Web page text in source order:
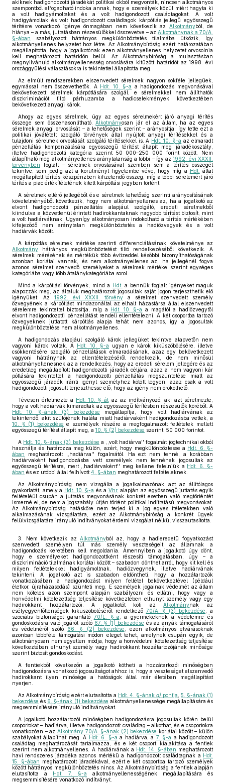
akiknek hadigondozotti járadékát politikai okból megvonták, nincsen alkotmányos
szempontból elfogadható indoka annak, hogy e személyek közül miért hagyta ki
a volt hadigyámoltakat és a volt hadigondozott családtagokat. A volt
hadigyámoltak és volt hadigondozott családtagok kárpótlás jellegű egyösszegű
térítésre vonatkozó igénye önmagában nem következik az Alkotmányból, de
hiánya – a más, juttatásban részesülőkkel összevetve – az Alkotmánynak a 70/A.
§-ában szabályozott hátrányos megkülönböztetés tilalmába ütközik, így
alkotmányellenes helyzetet hoz létre. Az Alkotmánybíróság ezért határozatában
megállapította, hogy a jogalkotónak ezen alkotmányellenes helyzetet orvosolnia
kell meghatározott határidőn belül. Az Alkotmánybíróság a mulasztásban
megnyilvánuló alkotmányellenesség orvoslására kitűzött határidőt az 1998. évi
országgyűlési választásokra is tekintettel állapította meg.
Az elmúlt rendszerekben elszenvedett sérelmek nagyon sokféle jellegűek,
egymással nem összevethetők. A Hdt. 10. §-a a hadigondozás megvonásával
bekövetkezett sérelmek kárpótlására szolgál, e sérelmekkel nem állíthatók
diszkriminációt tiltó párhuzamba a hadicselekmények következtében
bekövetkezett anyagi károk.
Ahogy az egyes sérelmek, úgy az egyes sérelmekért járó anyagi térítés
összege sem összehasonlítható.Alkotmányosan jár el az állam, ha az egyes
sérelmek anyagi orvoslását – a lehetőségek szerint – arányosítja: így tette ezt a
politikai jóvátételt szolgáló törvények által nyújtott anyagi térítésekkel és a
tulajdoni sérelmek orvoslását szolgáló térítésekkel is. A Hdt. 10. §-a az elmaradt
pénzellátás kompenzálására egyösszegű térítést állapít meg járadékosztály,
illetve hadigondozotti kategória szerint 50 000–250 000 forint között. Nem
állapítható meg alkotmányellenes aránytalanság a többi – így az1992. évi XXXII.
törvényben foglalt – sérelmek orvoslásával szemben sem a térítés összegét
tekintve, sem pedig azt a körülményt figyelembe véve, hogy míg a Hdt.
által
megállapított térítés készpénzben kifizetendő összeg, míg a többi sérelemért járó
térítés a piac értékítéletének kitett kárpótlási jegyben történt.
A sérelmek eltérő jellegéből és e sérelmek lehetőség szerinti arányosításának
követelményéből következik, hogy nem alkotmányellenes az, ha a jogalkotó az
elvont hadigondozotti pénzellátás alapjául szolgáló, eredeti sérelmekből
kiindulva a közvetlenül érintett hadirokkantaknak nagyobb térítést biztosít, mint
a volt hadiárváknak. Ugyanígy alkotmányosan indokolható a térítés mértékében
kifejeződő nem aránytalan megkülönböztetés a hadiözvegyek és a volt
hadiárvák között.
A kárpótlás sérelmek mértéke szerinti differenciálásának követelménye az
Alkotmány hátrányos megkülönböztetést tiltó rendelkezéséből következik. A
sérelmek mérésének és mértékük több évtizeddel későbbi bizonyíthatóságának
azonban korlátai vannak, és nem alkotmányellenes az, ha jellegénél fogva
azonos sérelmet szenvedő személyeket a sérelmek mértéke szerint egységes
kategóriába vagy több átalánykategóriába sorol.
Mind a kárpótlási törvények, mind a Hdt. a bennük foglalt igényeket maguk
alapozzák meg, az általuk meghatározott jogosultak saját jogon terjeszthetik elő
igényüket. Az 1992. évi XXXII. törvény a sérelmet szenvedett személy
özvegyének a kárpótlást mindazonáltal az elhalt házastársa által elszenvedett
sérelemre tekintettel biztosítja, míg a Hdt. 10. §-a a magától a hadiözvegytől
elvont hadigondozotti pénzellátást rendeli ellentételezni. A két csoportba tartozó
özvegyeknek juttatott kárpótlás alapja tehát nem azonos, így a jogosultak
megkülönböztetése nem alkotmányellenes.
A hadigondozás alapjául szolgáló károk jellegüket tekintve alapvetőn nem
vagyoni károk voltak. A Hdt. 10. §-a ugyan e károk kiküszöbölésére, illetve
csökkentésére szolgáló pénzellátások elmaradásának, azaz egy bekövetkezett
vagyoni hátránynak az ellentételezéséről rendelkezik, de nem minősül
alkotmányellenesnek az a rendelkezés, hogy az eredeti sérelem jellegére és az
eredetileg megállapított hadigondozotti járadék céljára, azaz a nem vagyoni kár
pótlására tekintettel a hadigondozotti pénzellátás megszüntetése miatt az
egyösszegű járadék iránti igényt személyhez kötött legyen, azaz csak a volt
hadigondozotti jogosult terjeszthesse elő, hogy az igény nem örökölhető.
Tévesen értelmezte a Hdt. 10. §-át az az indítványozó, aki azt sérelmezte,
hogy a volt hadiárvák kimaradtak az egyösszegű térítésben részesülők köréből. A
Hdt. 10. §-ának (3) bekezdése megállapítja, hogy volt hadiárvának az
tekintendő, akit szülőjének halála miatt hadiárvaként hadigondozásba vettek, a
10. § (1) bekezdése e személyek részére a megfogalmazott feltételek mellett
egyösszegű térítést állapít meg, a 10. § (2) bekezdése szerint: 50 000 forintot.
A Hdt. 10. §-ának (3) bekezdése a ,,volt hadiárva'' fogalmát jogtechnikai okból
használja és határozza meg külön, azért, hogy megkülönböztesse a Hdt. 6. §-
ában meghatározott ,,hadiárva'' fogalmától. Ha ezt nem tenné, a korábban
hadiárvaként hadigondozásba vett személyek nem lennének jogosultak az
egyösszegű térítésre, mert ,,hadiárvaként'' meg kellene felelniük a Hdt. 6. §-
ában és ez utóbbi által felhívott 4. §-ában meghatározott feltételeknek.
Az Alkotmánybíróság nem vizsgálta a jogalkalmazónak azt az állítólagos
gyakorlatát, amely a Hdt. 10. §-a és a Vhr. alapján az egyösszegű juttatás egyik
feltételéül csupán a juttatás megvonásának konkrét esetben való megtörténtét
ismerné el, de nem a jogszabály útján történt politikai indíttatású megvonásokat.
Az Alkotmánybíróság hatásköre nem terjed ki a jog egyes ítéletekben való
alkalmazásának vizsgálatára, ezért az Alkotmánybíróság a konkrét ügyek
felülvizsgálatára irányuló indítványokat érdemi vizsgálat nélkül visszautasította.
3. Nem következik azAlkotmányból az, hogy a hadieredetű fogyatkozást
szenvedett személyen túl más személy veszteségeit az államnak a
hadigondozás keretében kell megoldania. Amennyiben a jogalkotó úgy dönt,
hogy e személyeket hadigondozottként részesíti támogatásban, úgy – a
diszkrimináció tilalmának korlátai között – szabadon dönthet arról, hogy kit kell és
milyen feltételekkel hadigyámoltnak, hadiözvegynek, illetve hadiárvának
tekinteni. A jogalkotó azt is szabadon eldöntheti, hogy a hozzátartozók
vonatkozásában a hadigondozást milyen feltétel bekövetkeztével (például
életkor, újraházasodás) szünteti meg. E személyek jogainak védelmét az állam
nem köteles azon szempont alapján szabályozni és ellátni, hogy vagy a
honvédelmi kötelezettség teljesítése következtében elhunyt személy vagy egy
hadirokkant hozzátartozói. A jogalkotót köti azAlkotmánynak az
esélyegyenlőtlenségek kiküszöböléséről rendelkező 70/A. § (3) bekezdése , a
szociális biztonságot garantáló 70/E. §-a , a gyermekeknek a védelemre és
gondoskodásra való jogáról szóló 67. § (1) bekezdése és az anyák támogatásáról
és védelméről szóló 66. § (2) bekezdése , ezen alkotmányos elvárásoknak
azonban többféle támogatási módon eleget tehet, amelynek csupán egyik, de
alkotmányosan nem egyetlen módja, hogy a honvédelmi kötelezettség teljesítése
következtében elhunyt személy vagy hadirokkant hozzátartozójának minősége
szerint biztosít gondoskodást.
A fentiekből következőn a jogalkotó kötheti a hozzátartozói minőségben
hadigondozásra vonatkozó jogosultságot ahhoz is, hogy a veszteséget elszenvedő
hadirokkant ilyen minősége a hatóságok által már életében megállapítást
nyerjen.
Az Alkotmánybíróság ezért elutasította a Hdt. 4. §-ának a) pontja 5. §-ának (1)
bekezdése és 6. §-ának (1) bekezdése alkotmányellenessége megállapítására és
megsemmisítésére irányuló indítványokat.
A jogalkotó hozzátartozói minőségben hadigondozásra jogosultak körén belül
csoportokat – hadiárva, illetve hadigondozott családtag – alkothat, és e csoportokra
vonatkozóan – az Alkotmány 70/A. §-ának (2) bekezdése korlátai között – külön
szabályokat állapíthat meg. A Hdt. 6. §-a a hadiárva, a 7. §-a a hadigondozott
családtag meghatározását tartalmazza, és e két csoport kialakítása a fentiek
szerint nem alkotmányellenes. A hadiárvának a Hdt. 14. §-ában meghatározott
havi rendszeres járadéka azonos mértékű a hadigondozott családtagnak a Hdt.
15. §-ában meghatározott járadékával, ezért e két csoportba tartozó személyek
között hátrányos megkülönböztetés nincs. Az Alkotmánybíróság a fentiek alapján
elutasította a Hdt. 7. §-a alkotmányellenességének megállapítására és
megsemmisítésére vonatkozó indítványt.